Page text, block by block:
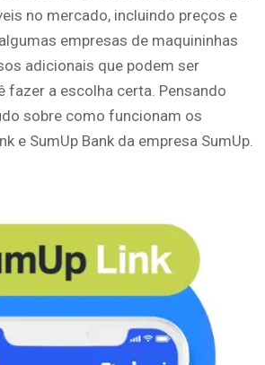
no mercado, incluindo preços e
empresas de maquininhas
adicionais que podem ser
fazer a escolha certa. Pensando
sobre como funcionam os
e SumUp Bank da empresa SumUp.